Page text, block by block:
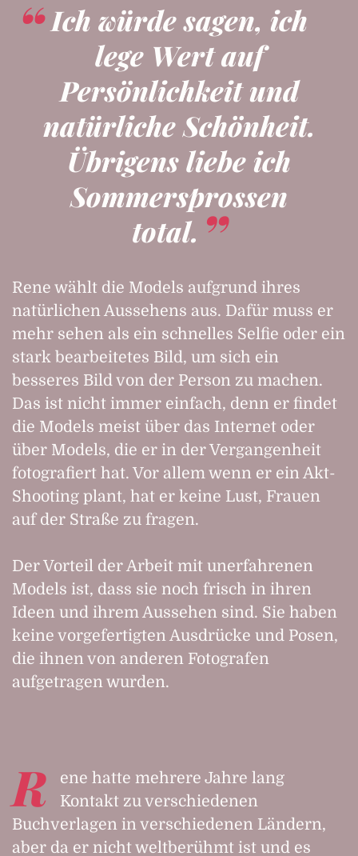
Ich würde sagen, ich
lege Wert auf
Persönlichkeit und
natürliche Schönheit.
Übrigens liebe ich
Sommersprossen
total.
Rene wählt die Models aufgrund ihres
natürlichen Aussehens aus. Dafür muss er
mehr sehen als ein schnelles Selfie oder ein
stark bearbeitetes Bild, um sich ein
besseres Bild von der Person zu machen.
Das ist nicht immer einfach, denn er findet
die Models meist über das Internet oder
über Models, die er in der Vergangenheit
fotografiert hat. Vor allem wenn er ein Akt-
Shooting plant, hat er keine Lust, Frauen
auf der Straße zu fragen.
Der Vorteil der Arbeit mit unerfahrenen
Models ist, dass sie noch frisch in ihren
Ideen und ihrem Aussehen sind. Sie haben
keine vorgefertigten Ausdrücke und Posen,
die ihnen von anderen Fotografen
aufgetragen wurden.
R
ene hatte mehrere Jahre lang
Kontakt zu verschiedenen
Buchverlagen in verschiedenen Ländern,
aber da er nicht weltberühmt ist und es